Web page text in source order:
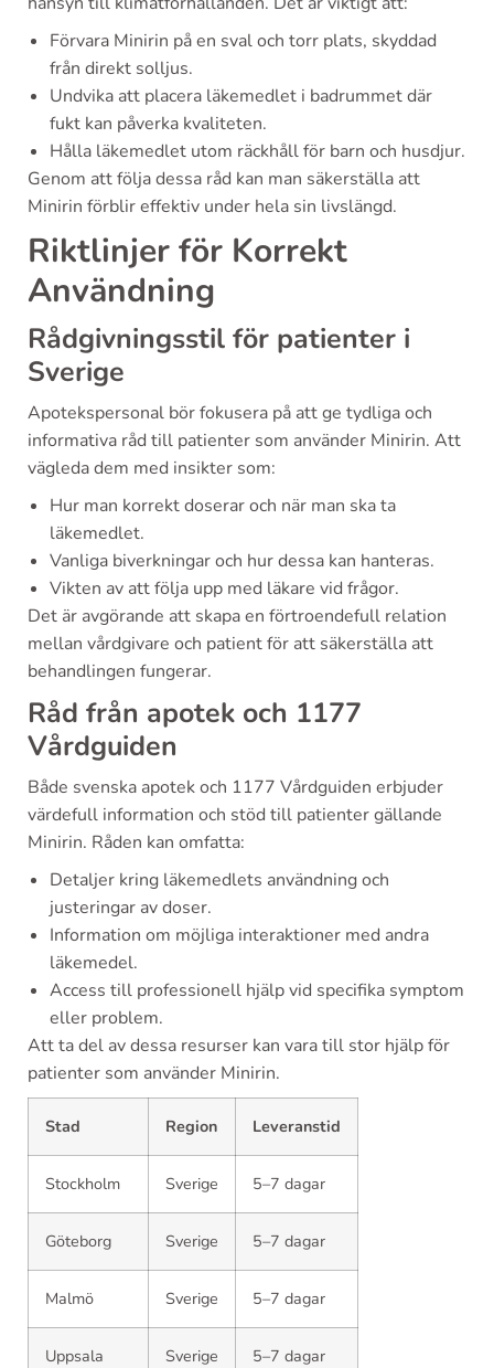
Förvara Minirin på en sval och torr plats, skyddad
från direkt solljus.
Undvika att placera läkemedlet i badrummet där
fukt kan påverka kvaliteten.
Hålla läkemedlet utom räckhåll för barn och husdjur.
Genom att följa dessa råd kan man säkerställa att
Minirin förblir effektiv under hela sin livslängd.
Riktlinjer för Korrekt
Användning
Rådgivningsstil för patienter i
Sverige
Apotekspersonal bör fokusera på att ge tydliga och
informativa råd till patienter som använder Minirin. Att
vägleda dem med insikter som:
Hur man korrekt doserar och när man ska ta
läkemedlet.
Vanliga biverkningar och hur dessa kan hanteras.
Vikten av att följa upp med läkare vid frågor.
Det är avgörande att skapa en förtroendefull relation
mellan vårdgivare och patient för att säkerställa att
behandlingen fungerar.
Råd från apotek och 1177
Vårdguiden
Både svenska apotek och 1177 Vårdguiden erbjuder
värdefull information och stöd till patienter gällande
Minirin. Råden kan omfatta:
Detaljer kring läkemedlets användning och
justeringar av doser.
Information om möjliga interaktioner med andra
läkemedel.
Access till professionell hjälp vid specifika symptom
eller problem.
Att ta del av dessa resurser kan vara till stor hjälp för
patienter som använder Minirin.
Stad Region Leveranstid
Stockholm Sverige 5–7 dagar
Göteborg Sverige 5–7 dagar
Malmö Sverige 5–7 dagar
Uppsala Sverige 5–7 dagar